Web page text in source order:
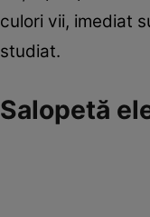
culori vii, imediat
studiat.
Salopetă